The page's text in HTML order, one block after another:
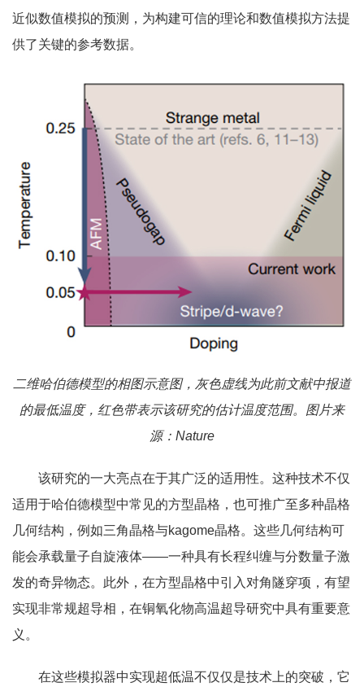
近似数值模拟的预测，为构建可信的理论和数值模拟方法提
供了关键的参考数据。
二维哈伯德模型的相图示意图，灰色虚线为此前文献中报道
的最低温度，红色带表示该研究的估计温度范围。图片来
源：Nature
该研究的一大亮点在于其广泛的适用性。这种技术不仅
适用于哈伯德模型中常见的方型晶格，也可推广至多种晶格
几何结构，例如三角晶格与kagome晶格。这些几何结构可
能会承载量子自旋液体——一种具有长程纠缠与分数量子激
发的奇异物态。此外，在方型晶格中引入对角隧穿项，有望
实现非常规超导相，在铜氧化物高温超导研究中具有重要意
义。
在这些模拟器中实现超低温不仅仅是技术上的突破，它